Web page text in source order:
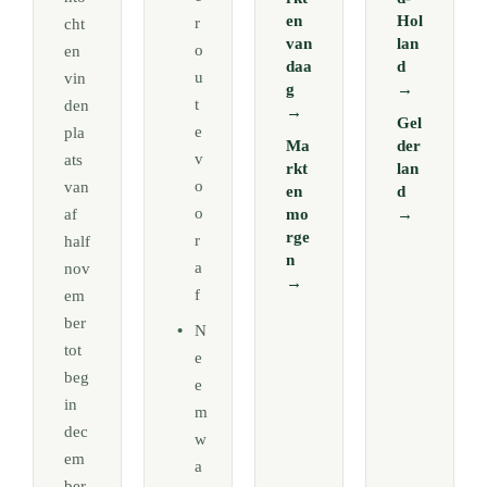
cht
en
vin
den
pla
ats
van
af
half
nov
em
ber
tot
beg
in
dec
em
r
o
u
t
e
v
o
o
r
a
f
N
e
e
m
w
a
en
van
daa
g
→
Ma
rkt
en
mo
rge
n
→
Hol
lan
d
→
Gel
der
lan
d
→